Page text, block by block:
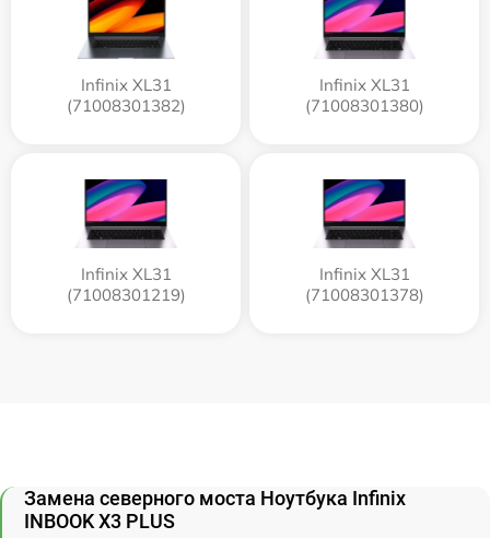
Infinix XL31
(71008301382)
Infinix XL31
(71008301380)
Infinix XL31
(71008301219)
Infinix XL31
(71008301378)
Замена северного моста Ноутбука Infinix
INBOOK X3 PLUS